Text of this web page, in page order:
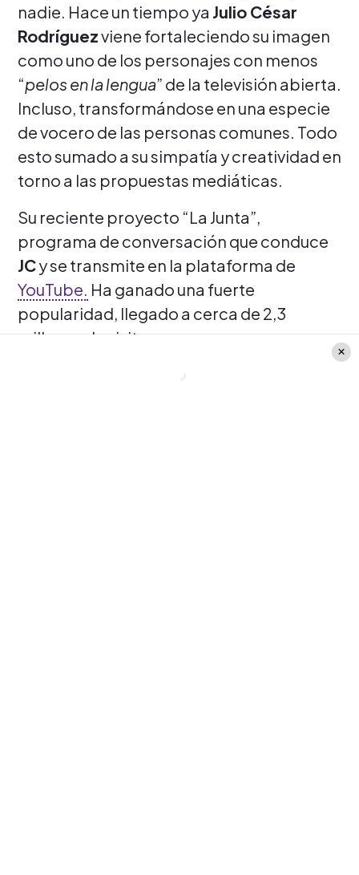
nadie. Hace un tiempo ya Julio César
Rodríguezviene fortaleciendo su imagen
como uno de los personajes con menos
“pelos en la lengua” de la televisión abierta.
Incluso, transformándose en una especie
de vocero de las personas comunes. Todo
esto sumado a su simpatía y creatividad en
torno a las propuestas mediáticas.
Su reciente proyecto “La Junta”,
programa de conversación que conduce
JCy se transmite en la plataforma de
YouTube. Ha ganado una fuerte
popularidad, llegado a cerca de 2,3
millones de visitas.